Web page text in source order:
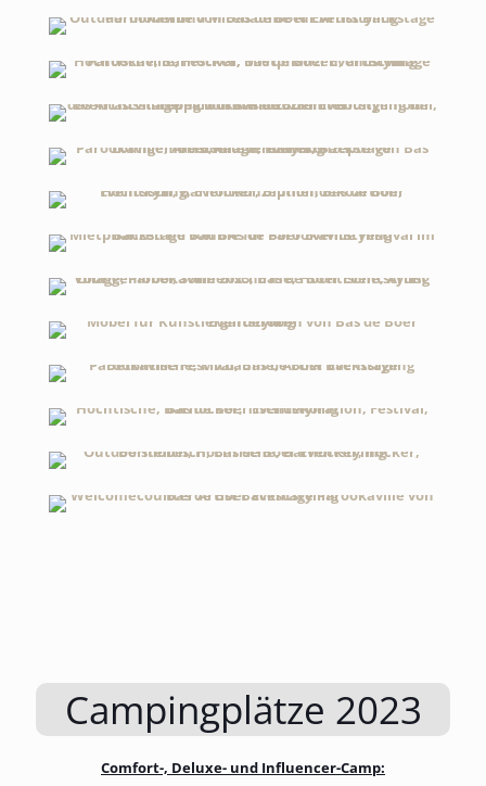
Campingplätze 2023
Comfort-, Deluxe- und Influencer-Camp: